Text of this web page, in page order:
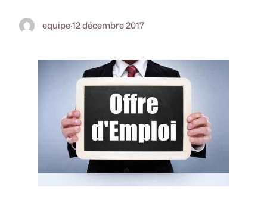
equipe·12 décembre 2017